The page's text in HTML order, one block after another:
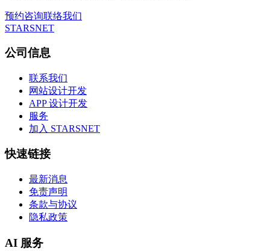
预约咨询联络我们
STARSNET
公司信息
联系我们
网站设计开发
APP 设计开发
服务
加入 STARSNET
快速链接
最新消息
免责声明
条款与协议
隐私政策
AI 服务